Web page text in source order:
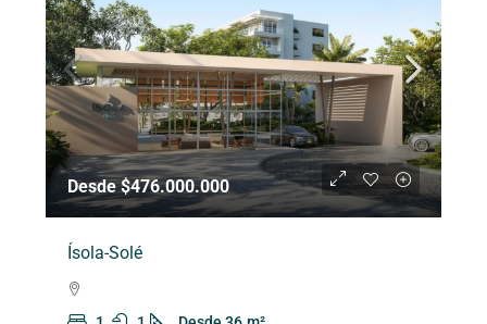
Desde $476.000.000
Ísola-Solé